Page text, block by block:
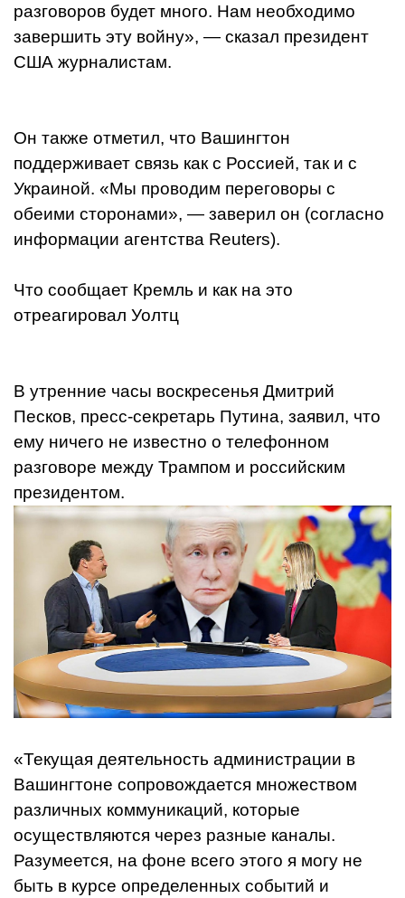
разговоров будет много. Нам необходимо
завершить эту войну», — сказал президент
США журналистам.
Он также отметил, что Вашингтон
поддерживает связь как с Россией, так и с
Украиной. «Мы проводим переговоры с
обеими сторонами», — заверил он (согласно
информации агентства Reuters).
Что сообщает Кремль и как на это
отреагировал Уолтц
В утренние часы воскресенья Дмитрий
Песков, пресс-секретарь Путина, заявил, что
ему ничего не известно о телефонном
разговоре между Трампом и российским
президентом.
«Текущая деятельность администрации в
Вашингтоне сопровождается множеством
различных коммуникаций, которые
осуществляются через разные каналы.
Разумеется, на фоне всего этого я могу не
быть в курсе определенных событий и